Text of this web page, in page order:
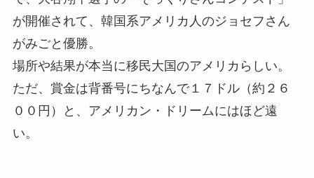
が開催されて、韓国系アメリカ人のジョセフさん
がみごと優勝。
場所や結果が本当に移民大国のアメリカらしい。
ただ、賞金は背番号にちなんで１７ドル（約２６
００円）と、アメリカン・ドリームにはほど遠
い。